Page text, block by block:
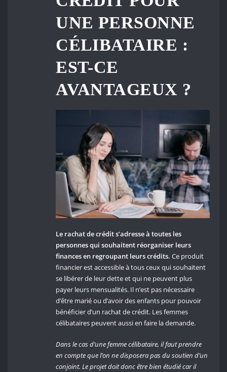
UNE PERSONNE
CÉLIBATAIRE :
EST-CE
AVANTAGEUX ?
Le rachat de crédit s’adresse à toutes les
personnes qui souhaitent réorganiser leurs
finances en regroupant leurs crédits. Ce produit
financier est accessible à tous ceux qui souhaitent
se libérer de leur dette et qui ne peuvent plus
payer leurs mensualités. Il n’est pas nécessaire
d’être marié ou d’avoir des enfants pour pouvoir
bénéficier d’un rachat de crédit. Les femmes
célibataires peuvent aussi en faire la demande.
Dans le cas d’une femme célibataire, il faut prendre
en compte que l’on ne disposera pas du soutien d’un
conjoint. Le projet doit donc être bien étudié car il